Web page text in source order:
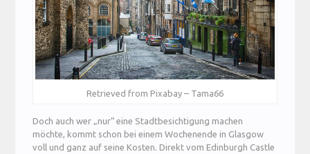
Retrieved from Pixabay – Tama66
Doch auch wer „nur“ eine Stadtbesichtigung machen
möchte, kommt schon bei einem Wochenende in Glasgow
voll und ganz auf seine Kosten. Direkt vom Edinburgh Castle